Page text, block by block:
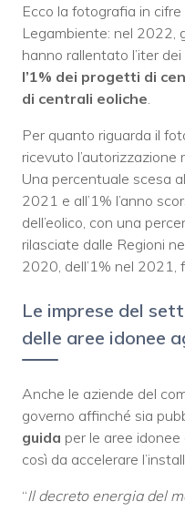
Ecco la fotografia in
Legambiente: nel 2022,
hanno rallentato l’iter dei
l’1% dei progetti di
di centrali eoliche
Per quanto riguarda il
ricevuto l’autorizzazione
Una percentuale scesa
2021 e all’1% l’anno
dell’eolico, con una
rilasciate dalle Regioni
2020, dell’1% nel 2021,
Le imprese del
delle aree idonee
Anche le aziende del
governo affinché sia
guida per le aree
così da accelerare
“Il decreto energia del